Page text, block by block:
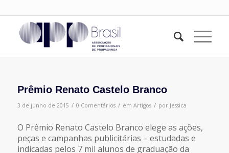
Prêmio Renato Castelo Branco
3 de junho de 2015 / 0 Comentários / em Artigos / por Jessica
O Prêmio Renato Castelo Branco elege as ações,
peças e campanhas publicitárias – estudadas e
indicadas pelos 7 mil alunos de graduação da